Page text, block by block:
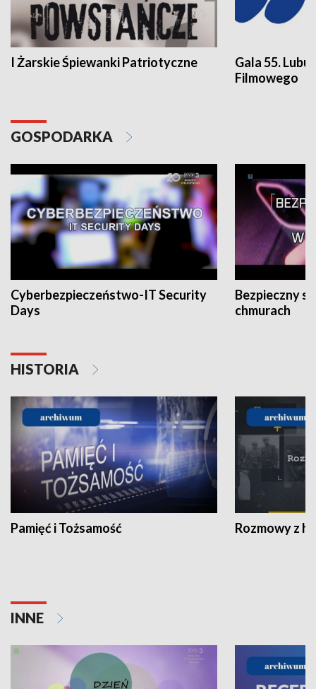
I Żarskie Śpiewanki Patriotyczne
Gala 55.
Filmowego
GOSPODARKA
Cyberbezpieczeństwo-IT Security
Days
Bezpieczny
chmurach
HISTORIA
Pamięć i Tożsamość Rozmowy z
INNE